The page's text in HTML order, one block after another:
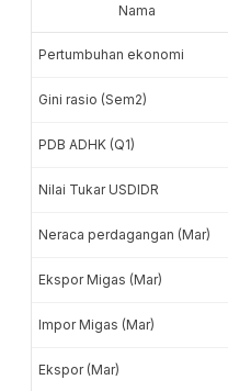
Nama
Pertumbuhan ekonomi
Gini rasio (Sem2)
PDB ADHK (Q1)
Nilai Tukar USDIDR
Neraca perdagangan (Mar)
Ekspor Migas (Mar)
Impor Migas (Mar)
Ekspor (Mar)